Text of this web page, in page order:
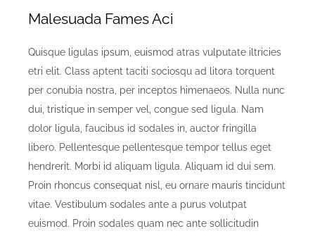
Malesuada Fames Aci
Quisque ligulas ipsum, euismod atras vulputate iltricies
etri elit. Class aptent taciti sociosqu ad litora torquent
per conubia nostra, per inceptos himenaeos. Nulla nunc
dui, tristique in semper vel, congue sed ligula. Nam
dolor ligula, faucibus id sodales in, auctor fringilla
libero. Pellentesque pellentesque tempor tellus eget
hendrerit. Morbi id aliquam ligula. Aliquam id dui sem.
Proin rhoncus consequat nisl, eu ornare mauris tincidunt
vitae. Vestibulum sodales ante a purus volutpat
euismod. Proin sodales quam nec ante sollicitudin